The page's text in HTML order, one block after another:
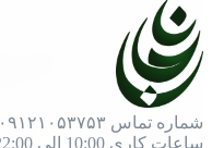
شماره تماس ۰۹۱۲۱۰۵۳۷۵۳
ساعات کاری 10:00 الی 22:00